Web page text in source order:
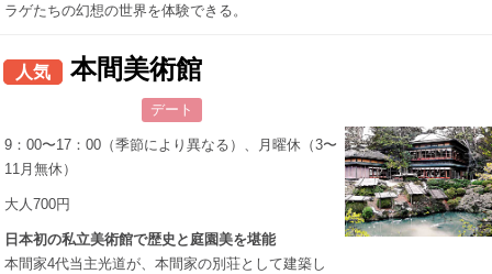
ラゲたちの幻想の世界を体験できる。
人気 本間美術館
デート
9：00〜17：00（季節により異なる）、月曜休（3〜
11月無休）
大人700円
日本初の私立美術館で歴史と庭園美を堪能
本間家4代当主光道が、本間家の別荘として建築し